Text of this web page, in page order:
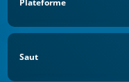
Plateforme
Saut